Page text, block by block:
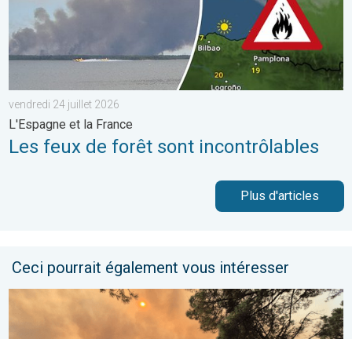
vendredi 24 juillet 2026
L'Espagne et la France
Les feux de forêt sont incontrôlables
Plus d'articles
Ceci pourrait également vous intéresser
France : incendies monstres et canicule. 116.000 ha